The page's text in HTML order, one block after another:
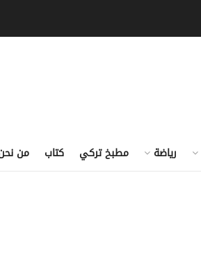
رياضة مطبخ تركي كتاب من